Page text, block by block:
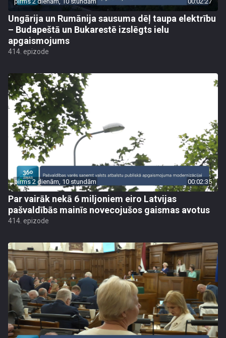
Ungārija un Rumānija sausuma dēļ taupa elektrību
– Budapeštā un Bukarestē izslēgts ielu
apgaismojums
414. epizode
pirms 2 dienām, 10 stundām 00:02:35
Par vairāk nekā 6 miljoniem eiro Latvijas
pašvaldībās mainīs novecojušos gaismas avotus
414. epizode